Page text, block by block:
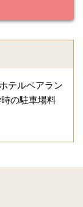
テルペアラン
の駐車場料